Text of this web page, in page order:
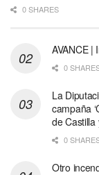
0 SHARES
AVANCE |
0
La
campaña
de Castilla
0
Otro